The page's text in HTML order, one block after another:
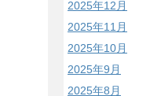
2025年12月
2025年11月
2025年10月
2025年9月
2025年8月